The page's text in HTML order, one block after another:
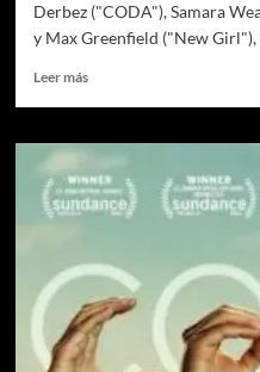
Derbez ("CODA"), Samara
y Max Greenfield ("New Girl"),
Leer másLeer
Eugenio
protagoniza
la
«The
Valet»
que
llegará
el